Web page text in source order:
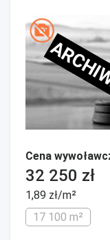
Cena
32 250 zł
1,89 zł/m²
17 100 m²